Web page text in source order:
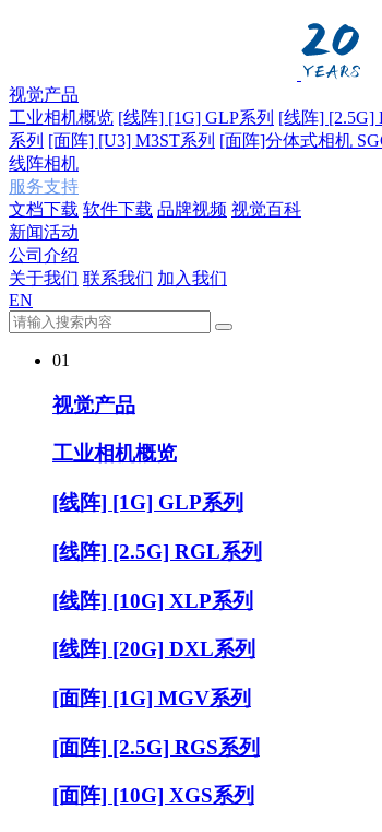
视觉产品
工业相机概览 [线阵] [1G] GLP系列 [线阵] [2.5G]
系列 [面阵] [U3] M3ST系列 [面阵]分体式相机
线阵相机
服务支持
文档下载 软件下载 品牌视频 视觉百科
新闻活动
公司介绍
关于我们 联系我们 加入我们
EN
01
视觉产品
工业相机概览
[线阵] [1G] GLP系列
[线阵] [2.5G] RGL系列
[线阵] [10G] XLP系列
[线阵] [20G] DXL系列
[面阵] [1G] MGV系列
[面阵] [2.5G] RGS系列
[面阵] [10G] XGS系列